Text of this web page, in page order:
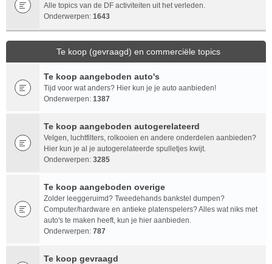
Alle topics van de DF activiteiten uit het verleden.
Onderwerpen: 1643
Te koop (gevraagd) en commerciële topics
Te koop aangeboden auto's
Tijd voor wat anders? Hier kun je je auto aanbieden!
Onderwerpen: 1387
Te koop aangeboden autogerelateerd
Velgen, luchtfilters, rolkooien en andere onderdelen aanbieden?
Hier kun je al je autogerelateerde spulletjes kwijt.
Onderwerpen: 3285
Te koop aangeboden overige
Zolder leeggeruimd? Tweedehands bankstel dumpen?
Computer/hardware en antieke platenspelers? Alles wat niks met
auto's te maken heeft, kun je hier aanbieden.
Onderwerpen: 787
Te koop gevraagd